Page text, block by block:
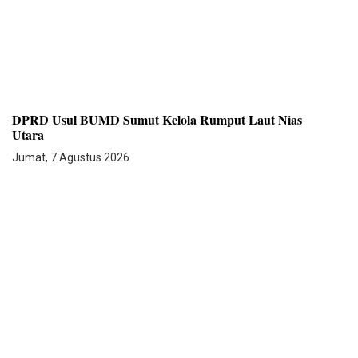
DPRD Usul BUMD Sumut Kelola Rumput Laut Nias
Utara
Jumat, 7 Agustus 2026